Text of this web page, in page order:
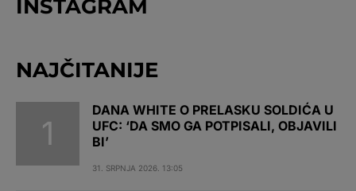
INSTAGRAM
NAJČITANIJE
DANA WHITE O PRELASKU SOLDIĆA U
UFC: ‘DA SMO GA POTPISALI, OBJAVILI
BI’
31. SRPNJA 2026. 13:05